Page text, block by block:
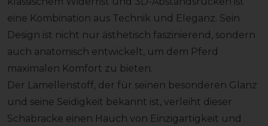
eine Kombination aus Technik und Eleganz. Sein
Design ist nicht nur ästhetisch faszinierend, sondern
auch anatomisch entwickelt, um dem Pferd
maximalen Komfort zu bieten.
Der Lamellenstoff, der für seinen besonderen Glanz
und seine Seidigkeit bekannt ist, verleiht dieser
Schabracke einen Hauch von Einzigartigkeit und